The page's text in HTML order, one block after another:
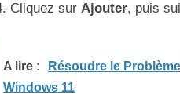
Cliquez sur Ajouter, puis
A lire :
Résoudre le
Windows 11